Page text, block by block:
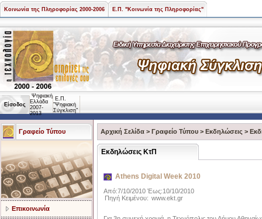
Κοινωνία της Πληροφορίας 2000-2006 Ε.Π. "Κοινωνία της Πληροφορίας"
Είσοδος
Ψηφιακή
Ελλάδα
2007-
2013
Ε.Π.
"Ψηφιακή
Σύγκλιση"
Γραφείο Τύπου
Επικοινωνία
Αρχική Σελίδα > Γραφείο Τύπου > Εκδηλώσεις >
Εκδηλώσεις ΚτΠ
Athens Digital Week 2010
Από:7/10/2010 Έως:10/10/2010
Πηγή Κειμένου: www.ekt.gr